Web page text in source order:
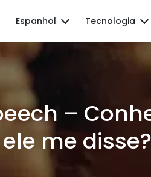
Espanhol Tecnologia
–
me disse?